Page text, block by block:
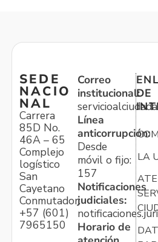
SEDE
NACIO
NAL
Carrera
85D No.
46A – 65
Complejo
logístico
San
Cayetano
Conmutador:
+57 (601)
7965150
Correo
institucional:
Línea
anticorrupción:
Desde
móvil o fijo:
157
Notificaciones
judiciales:
Horario de
DE
LA